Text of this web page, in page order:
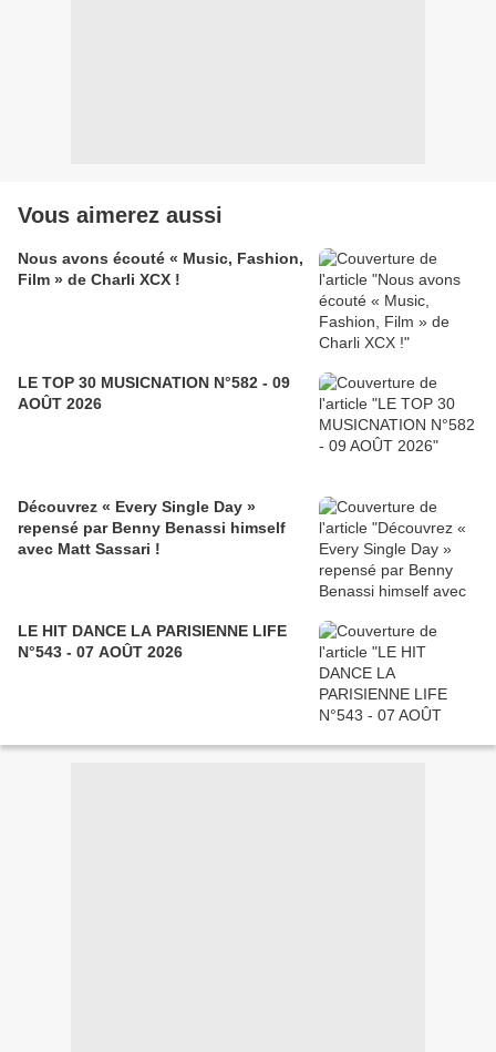
Vous aimerez aussi
Nous avons écouté « Music, Fashion,
Film » de Charli XCX !
LE TOP 30 MUSICNATION N°582 - 09
AOÛT 2026
Découvrez « Every Single Day »
repensé par Benny Benassi himself
avec Matt Sassari !
LE HIT DANCE LA PARISIENNE LIFE
N°543 - 07 AOÛT 2026